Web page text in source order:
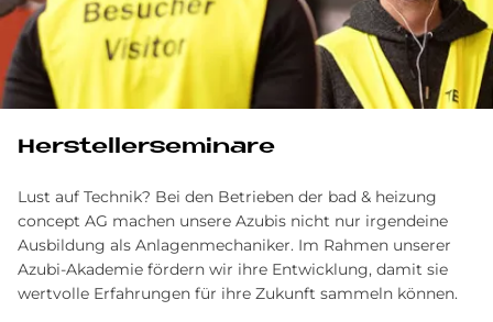
Her­stel­ler­se­mi­na­re
Lust auf Technik? Bei den Betrieben der bad & heizung
concept AG machen unsere Azubis nicht nur irgendeine
Ausbildung als Anlagenmechaniker. Im Rahmen unserer
Azubi-Akademie fördern wir ihre Entwicklung, damit sie
wertvolle Erfahrungen für ihre Zukunft sammeln können.